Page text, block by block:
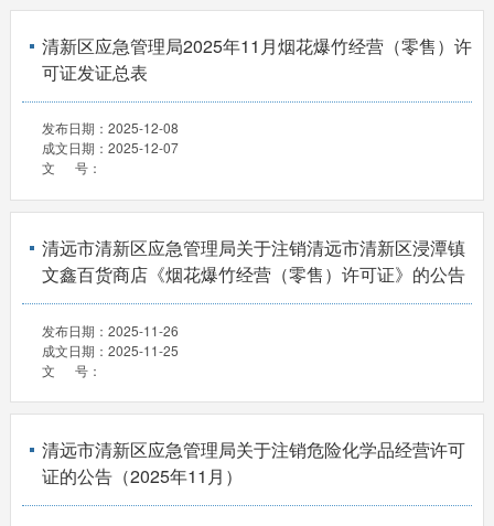
清新区应急管理局2025年11月烟花爆竹经营（零售）许
可证发证总表
发布日期： 2025-12-08
成文日期： 2025-12-07
文 号：
清远市清新区应急管理局关于注销清远市清新区浸潭镇
文鑫百货商店《烟花爆竹经营（零售）许可证》的公告
发布日期： 2025-11-26
成文日期： 2025-11-25
文 号：
清远市清新区应急管理局关于注销危险化学品经营许可
证的公告（2025年11月）